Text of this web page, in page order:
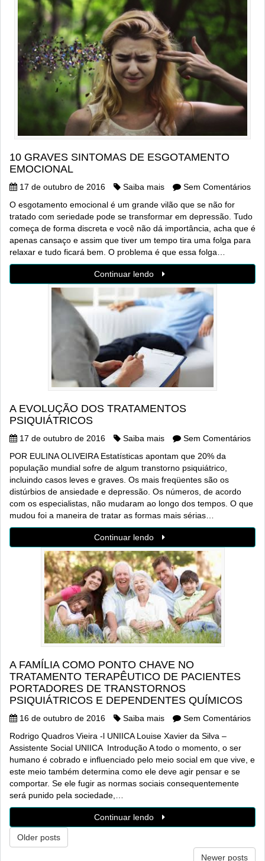
10 GRAVES SINTOMAS DE ESGOTAMENTO
EMOCIONAL
17 de outubro de 2016 Saiba mais
Sem Comentários
O esgotamento emocional é um grande vilão que se não for
tratado com seriedade pode se transformar em depressão. Tudo
começa de forma discreta e você não dá importância, acha que é
apenas cansaço e assim que tiver um tempo tira uma folga para
relaxar e tudo ficará bem. O problema é que essa folga…
Continuar lendo
A EVOLUÇÃO DOS TRATAMENTOS
PSIQUIÁTRICOS
17 de outubro de 2016 Saiba mais
Sem Comentários
POR EULINA OLIVEIRA Estatísticas apontam que 20% da
população mundial sofre de algum transtorno psiquiátrico,
incluindo casos leves e graves. Os mais freqüentes são os
distúrbios de ansiedade e depressão. Os números, de acordo
com os especialistas, não mudaram ao longo dos tempos. O que
mudou foi a maneira de tratar as formas mais sérias…
Continuar lendo
A FAMÍLIA COMO PONTO CHAVE NO
TRATAMENTO TERAPÊUTICO DE PACIENTES
PORTADORES DE TRANSTORNOS
PSIQUIÁTRICOS E DEPENDENTES QUÍMICOS
16 de outubro de 2016 Saiba mais
Sem Comentários
Rodrigo Quadros Vieira -l UNIICA Louise Xavier da Silva –
Assistente Social UNIICA Introdução A todo o momento, o ser
humano é cobrado e influenciado pelo meio social em que vive, e
este meio também determina como ele deve agir pensar e se
comportar. Se ele fugir as normas sociais consequentemente
será punido pela sociedade,…
Continuar lendo
Older posts
Newer posts